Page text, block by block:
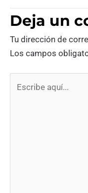
Deja un
Tu dirección de
Los campos
aquí...